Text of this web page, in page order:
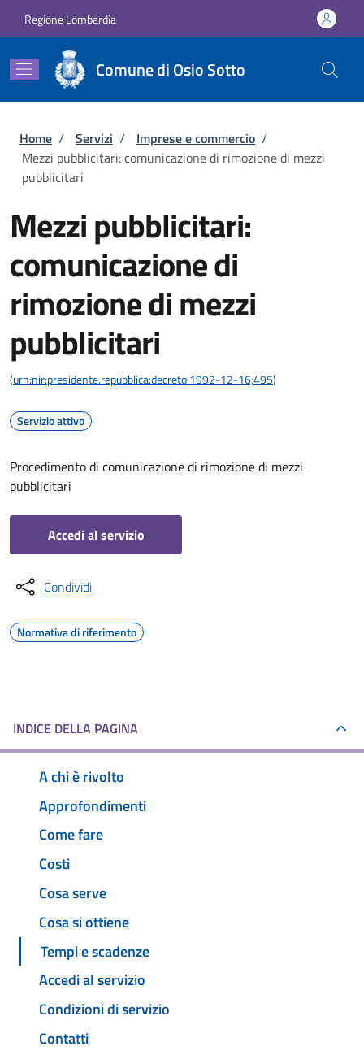
Regione Lombardia
Comune di Osio Sotto
Briciole di pane
Home / Servizi / Imprese e commercio /
Mezzi pubblicitari: comunicazione di rimozione di mezzi
pubblicitari
Mezzi pubblicitari:
comunicazione di
rimozione di mezzi
pubblicitari
(urn:nir:presidente.repubblica:decreto:1992-12-16;495)
Servizio attivo
Procedimento di comunicazione di rimozione di mezzi
pubblicitari
Accedi al servizio
Condividi
Normativa di riferimento
INDICE DELLA PAGINA
A chi è rivolto
Approfondimenti
Come fare
Costi
Cosa serve
Cosa si ottiene
Tempi e scadenze
Accedi al servizio
Condizioni di servizio
Contatti